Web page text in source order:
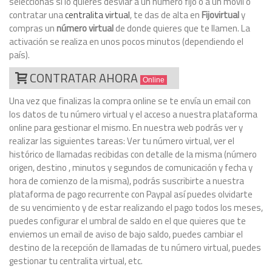
contratar unacentralita virtual, te das de alta enFijovirtualy
compras unnúmero virtualde donde quieres que te llamen. La
activación se realiza en unos pocos minutos (dependiendo el
país).
CONTRATAR AHORA Online
Una vez que finalizas la compra online se te envía un email con
los datos de tu número virtual y el acceso a nuestra plataforma
online para gestionar el mismo. En nuestra web podrás ver y
realizar las siguientes tareas: Ver tu número virtual, ver el
histórico de llamadas recibidas con detalle de la misma (número
origen, destino , minutos y segundos de comunicación y fecha y
hora de comienzo de la misma), podrás suscribirte a nuestra
plataforma de pago recurrente con Paypal así puedes olvidarte
de su vencimiento y de estar realizando el pago todos los meses,
puedes configurar el umbral de saldo en el que quieres que te
enviemos un email de aviso de bajo saldo, puedes cambiar el
destino de la recepción de llamadas de tu número virtual, puedes
gestionar tu centralita virtual, etc.